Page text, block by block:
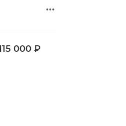
000 ₽